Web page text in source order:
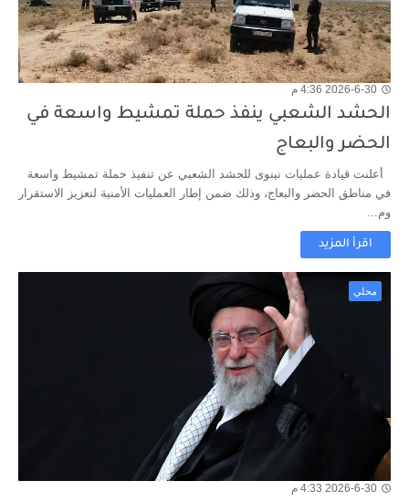
2026-6-30 4:36 م
الحشد الشعبي ينفذ حملة تمشيط واسعة في
الحضر والبعاج
أعلنت قيادة عمليات نينوى للحشد الشعبي عن تنفيذ حملة تمشيط واسعة
في مناطق الحضر والبعاج، وذلك ضمن إطار العمليات الأمنية لتعزيز الاستقرار
وم...
اقرأ المزيد
محلي
2026-6-30 4:33 م